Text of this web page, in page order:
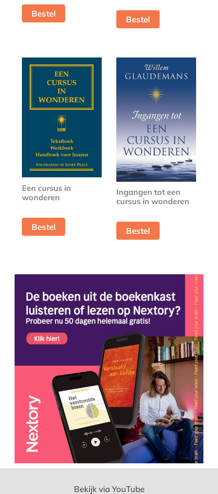
Bestel
Bestel
Een cursus in
wonderen
Bestel
Ingangen tot een
cursus in wonderen
Bestel
Bekijk via YouTube